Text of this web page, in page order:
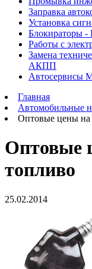
Заправка
Установка
Блокираторы
Работы с
Замена
АКПП
Автосервисы
Главная
Автомобильные
Оптовые цены на
Оптовые
топливо
25.02.2014